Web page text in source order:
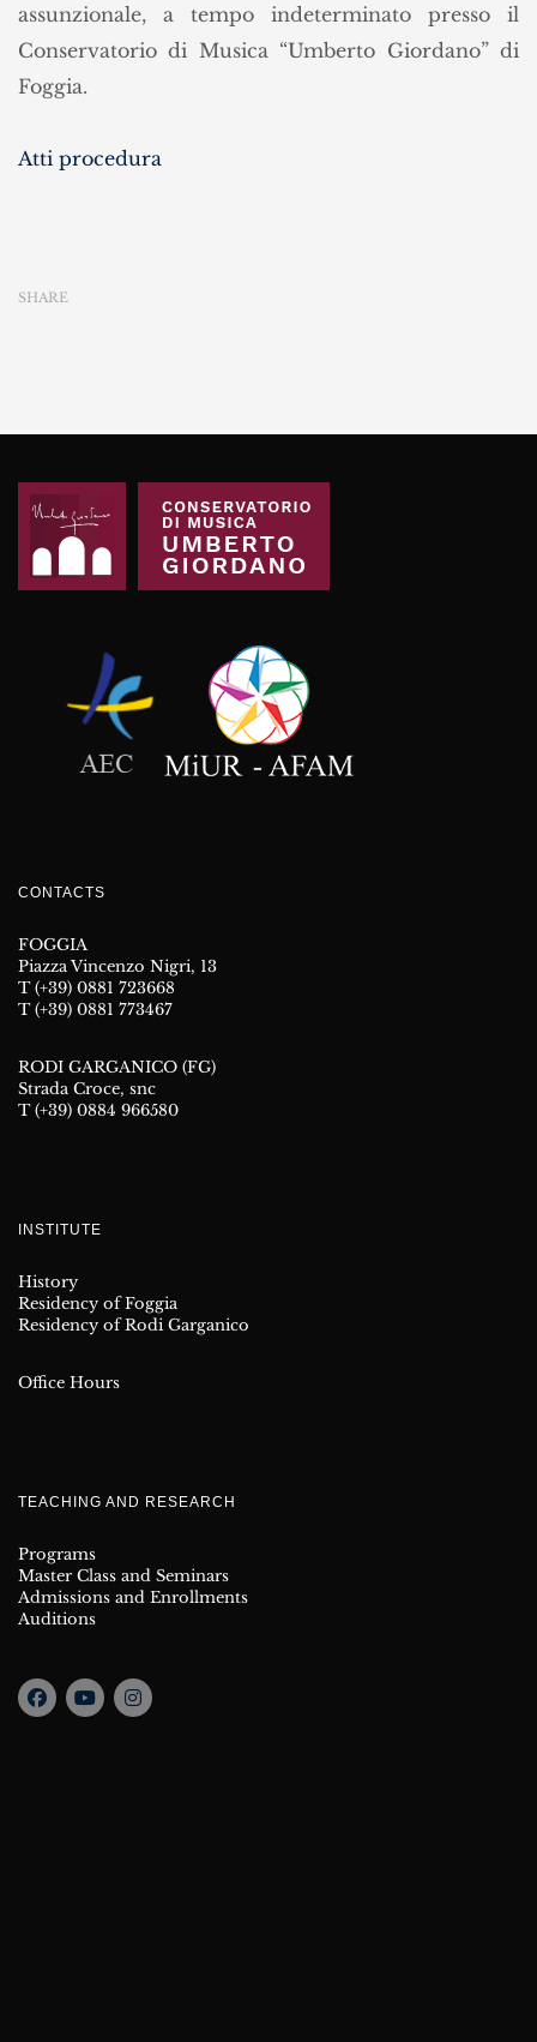
assunzionale, a tempo indeterminato presso il
Conservatorio di Musica “Umberto Giordano” di
Foggia.
Atti procedura
SHARE
CONTACTS
FOGGIA
Piazza Vincenzo Nigri, 13
T (+39) 0881 723668
T (+39) 0881 773467
RODI GARGANICO (FG)
Strada Croce, snc
T (+39) 0884 966580
INSTITUTE
History
Residency of Foggia
Residency of Rodi Garganico
Office Hours
TEACHING AND RESEARCH
Programs
Master Class and Seminars
Admissions and Enrollments
Auditions